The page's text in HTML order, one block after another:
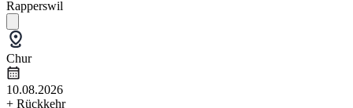
Rapperswil
Chur
10.08.2026
+ Rückkehr